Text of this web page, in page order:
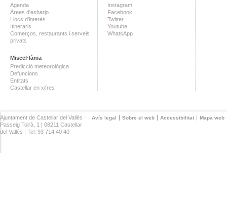
Agenda
Àrees d'esbarjo
Llocs d'interès
Itineraris
Comerços, restaurants i serveis
privats
Miscel·lània
Predicció meteorològica
Defuncions
Entitats
Castellar en xifres
Instagram
Facebook
Twitter
Youtube
WhatsApp
Avís legal Sobre el web Accessibilitat Mapa web
Ajuntament de Castellar del Vallès ·
Passeig Tolrà, 1 | 08211 Castellar
del Vallès | Tel. 93 714 40 40